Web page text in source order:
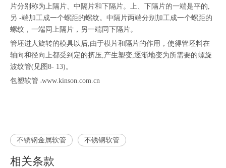
片分别称为上隔片、中隔片和下隔片。上、下隔片的一端是平的,
另 -端加工成一个螺距的螺纹。中隔片两端分别加工成一个螺距的
螺纹，一端同上隔片，另一端同下隔片。
管坯进人旋转的模具以后,由于模片和隔片的作用，使得管坯料在
轴向和径向上都受到定的挤压,产生塑变,逐渐地变为所需要的螺旋
波纹管(见图8- 13)。
包塑软管 www.kinson.com.cn
不锈钢金属软管 不锈钢软管
相关条款